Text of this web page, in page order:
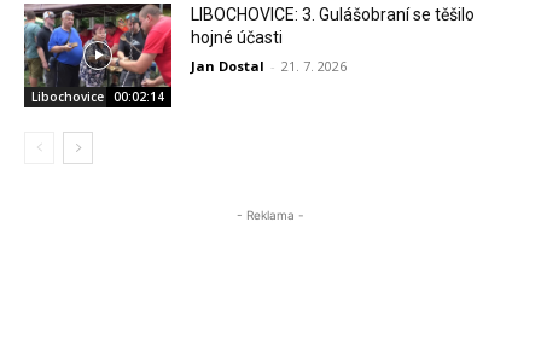
Libochovice 00:02:14
LIBOCHOVICE: 3. Gulášobraní se těšilo
hojné účasti
Jan Dostal - 21. 7. 2026
- Reklama -